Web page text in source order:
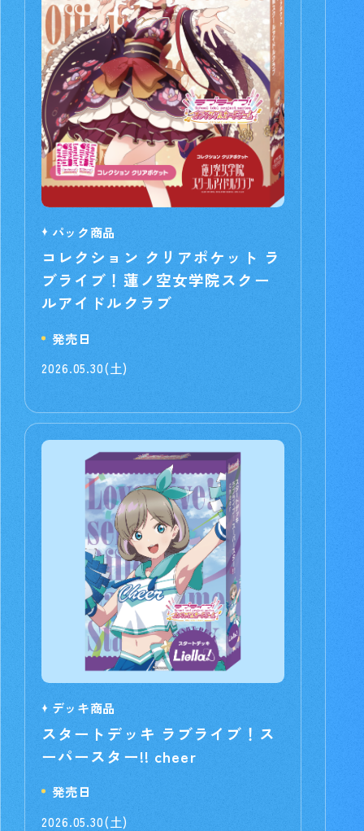
パック商品
コレクション クリアポケット ラ
ブライブ！蓮ノ空女学院スクー
ルアイドルクラブ
発売日
2026.05.30(土)
デッキ商品
スタートデッキ ラブライブ！ス
ーパースター!! cheer
発売日
2026.05.30(土)